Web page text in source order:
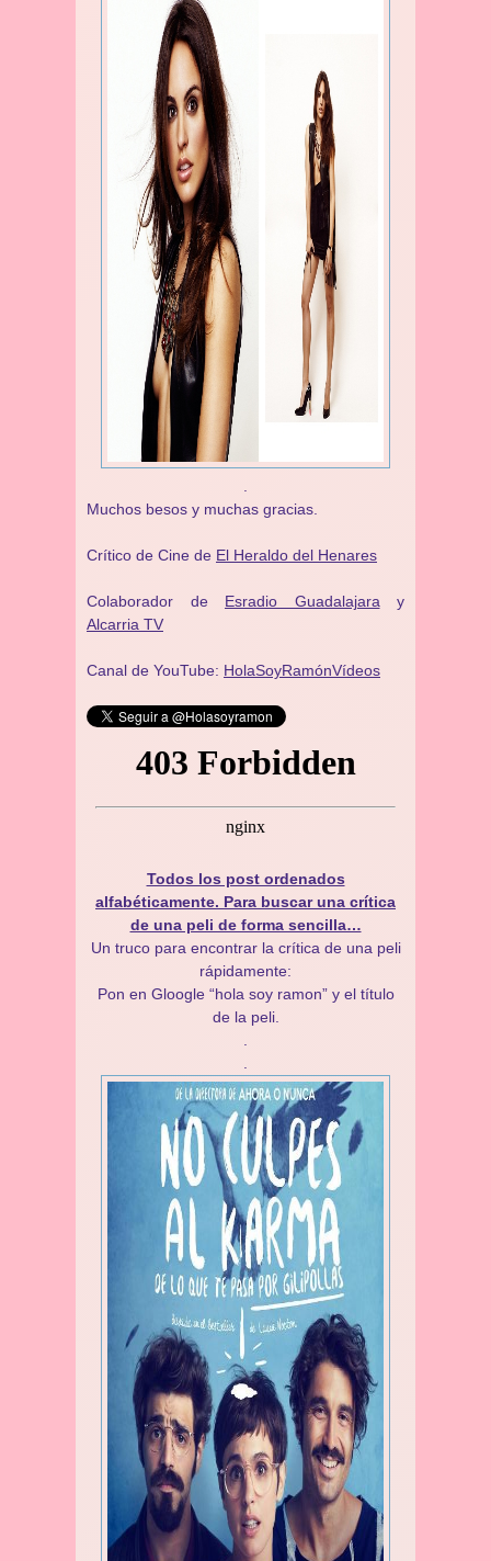
Muchos besos y muchas gracias.
Crítico de Cine de El Heraldo del Henares
Colaborador de Esradio Guadalajara y
Alcarria TV
Canal de YouTube: HolaSoyRamónVídeos
Todos los post ordenados
alfabéticamente. Para buscar una crítica
de una peli de forma sencilla…
Un truco para encontrar la crítica de una peli
rápidamente:
Pon en Gloogle “hola soy ramon” y el título
de la peli.